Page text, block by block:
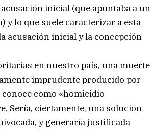
inicial (que apuntaba a un
y lo que suele caracterizar a esta
acusación inicial y la concepción
en nuestro país, una muerte
imprudente producido por
como «homicidio
Sería, ciertamente, una solución
y generaría justificada